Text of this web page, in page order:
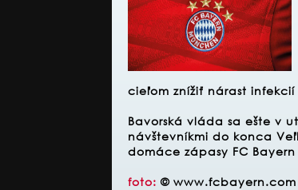
cieľom znížiť nárast
Bavorská vláda sa ešte v
návštevníkmi do konca
domáce zápasy FC
foto: © www.fcbayern.com